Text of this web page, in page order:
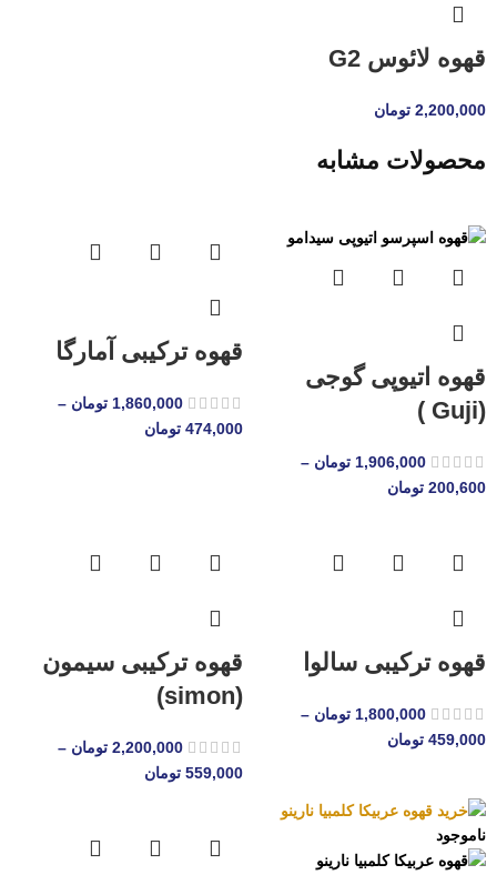
قهوه لائوس G2
2,200,000 تومان
محصولات مشابه
قهوه اتیوپی گوجی
(Guji )
1,906,000 تومان –
200,600 تومان
قهوه ترکیبی آمارگا
1,860,000 تومان –
474,000 تومان
قهوه ترکیبی سالوا
1,800,000 تومان –
459,000 تومان
قهوه ترکیبی سیمون
(simon)
2,200,000 تومان –
559,000 تومان
ناموجود